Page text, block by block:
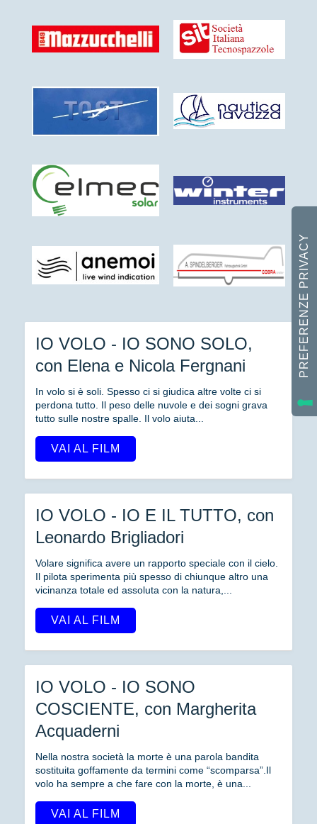
IO VOLO - IO SONO SOLO,
con Elena e Nicola Fergnani
In volo si è soli. Spesso ci si giudica altre volte ci si
perdona tutto. Il peso delle nuvole e dei sogni grava
tutto sulle nostre spalle. Il volo aiuta...
VAI AL FILM
IO VOLO - IO E IL TUTTO, con
Leonardo Brigliadori
Volare significa avere un rapporto speciale con il cielo.
Il pilota sperimenta più spesso di chiunque altro una
vicinanza totale ed assoluta con la natura,...
VAI AL FILM
IO VOLO - IO SONO
COSCIENTE, con Margherita
Acquaderni
Nella nostra società la morte è una parola bandita
sostituita goffamente da termini come “scomparsa”.Il
volo ha sempre a che fare con la morte, è una...
VAI AL FILM